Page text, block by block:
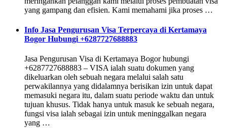
yang gampang dan efisien. Kami memahami jika proses …
Info Jasa Pengurusan Visa Terpercaya di Kertamaya
Bogor Hubungi +6287727688883
Jasa Pengurusan Visa di Kertamaya Bogor hubungi
+6287727688883 – VISA ialah suatu dokumen yang
dikeluarkan oleh sebuah negara melalui salah satu
perwakilannya yang didalamnya berisikan izin untuk dapat
memasuki negara itu, dalam suatu periode waktu dan untuk
tujuan khusus. Tidak hanya untuk masuk ke sebuah negara,
fungsi visa ialah sebagai izin untuk meninggalkan negara
yang …